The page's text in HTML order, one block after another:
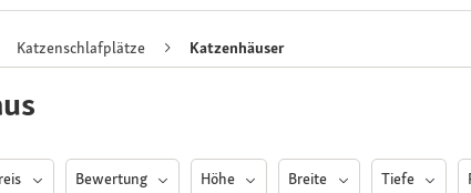
Katzenschlafplätze Katzenhäuser
Bewertung Höhe Breite Tiefe